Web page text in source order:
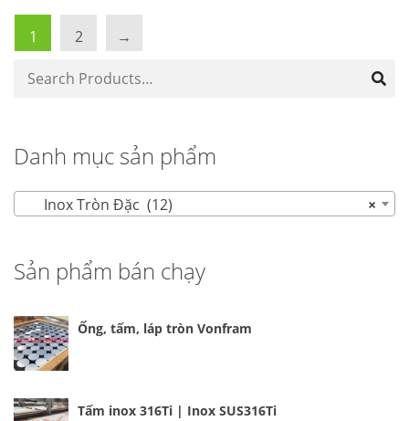
1 2 →
Danh mục sản phẩm
×
Inox Tròn Đặc (12)
Sản phẩm bán chạy
Ống, tấm, láp tròn Vonfram
Tấm inox 316Ti | Inox SUS316Ti